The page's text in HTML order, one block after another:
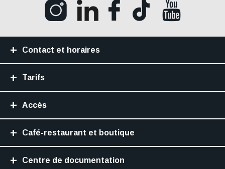
Ouvrir la page Instagram (Nouvelle
Ouvrir la page LinkedIn
Ouvrir la page Facebook
Ouvrir la page
Contact et horaires
Tarifs
Accès
Café-restaurant et boutique
Centre de documentation